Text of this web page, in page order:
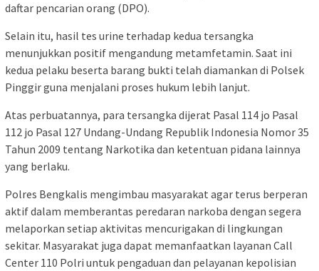
daftar pencarian orang (DPO).
Selain itu, hasil tes urine terhadap kedua tersangka
menunjukkan positif mengandung metamfetamin. Saat ini
kedua pelaku beserta barang bukti telah diamankan di Polsek
Pinggir guna menjalani proses hukum lebih lanjut.
Atas perbuatannya, para tersangka dijerat Pasal 114 jo Pasal
112 jo Pasal 127 Undang-Undang Republik Indonesia Nomor 35
Tahun 2009 tentang Narkotika dan ketentuan pidana lainnya
yang berlaku.
Polres Bengkalis mengimbau masyarakat agar terus berperan
aktif dalam memberantas peredaran narkoba dengan segera
melaporkan setiap aktivitas mencurigakan di lingkungan
sekitar. Masyarakat juga dapat memanfaatkan layanan Call
Center 110 Polri untuk pengaduan dan pelayanan kepolisian